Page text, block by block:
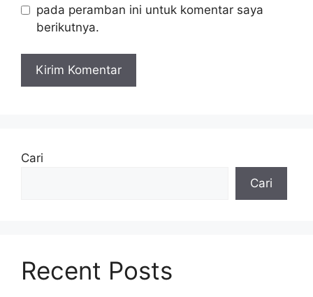
pada peramban ini untuk komentar saya
berikutnya.
Cari
Cari
Recent Posts